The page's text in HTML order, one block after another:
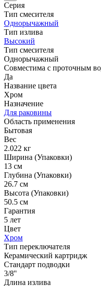
Серия
Тип смесителя
Однорычажный
Тип излива
Высокий
Тип смесителя
Однорычажный
Совместима с проточным
Да
Название цвета
Хром
Назначение
Для раковины
Область применения
Бытовая
Вес
2.022 кг
Ширина (Упаковки)
13 см
Глубина (Упаковки)
26.7 см
Высота (Упаковки)
50.5 см
Гарантия
5 лет
Цвет
Хром
Тип переключателя
Керамический картридж
Стандарт подводки
3/8''
Длина излива